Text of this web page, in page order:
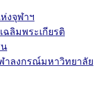
งจุฬาฯ
ลิมพระเกียรติ
าลงกรณ์มหาวิทยาลัย